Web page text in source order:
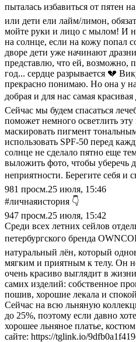
пыталась избавиться от пятен
или дети ели лайм/лимон,
мойте руки и лицо с мылом! И
на солнце, если на кожу попал
дворе дети уже начинают
представлю, что ей, возможно,
год... сердце разрывается 💔
прекрасно понимаю. Но она у
добрая и для нас самая
Сейчас мы будем спасаться
поможет немного осветлить
маскировать пигмент
использовать SPF-50 перед
солнце не сделало пятно еще
выложить фото, чтобы уберечь
неприятности. Берегите себя и
981 просм.25 июля, 15:46
#личнаяистория 👇
947 просм.25 июля, 15:42
Среди всех летних сейлов
петербургского бренда
натуральный лён, который
мягким и приятным к телу. Он
очень красиво выглядит в
самих изделий: собственное
пошив, хорошие лекала и
Сейчас на всю льняную
до 25%, поэтому если давно
хорошее льняное платье,
сайте: https://tglink.io/